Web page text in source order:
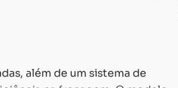
além de um sistema de